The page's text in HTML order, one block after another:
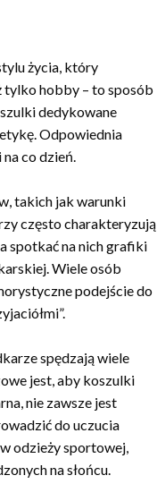
życia, który
hobby – to sposób
dedykowane
Odpowiednia
co dzień.
takich jak warunki
często charakteryzują
spotkać na nich grafiki
Wiele osób
podejście do
spędzają wiele
jest, aby koszulki
nie zawsze jest
do uczucia
odzieży sportowej,
na słońcu.